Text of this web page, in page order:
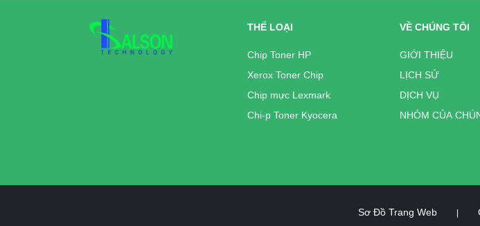
THỂ LOẠI
Chip Toner HP
Xerox Toner Chip
Chip mực Lexmark
Chi-p Toner Kyocera
VỀ CHÚNG TÔI
GIỚI THIỆU
LỊCH SỬ
DỊCH VỤ
NHÓM CỦA
Sơ Đồ Trang Web